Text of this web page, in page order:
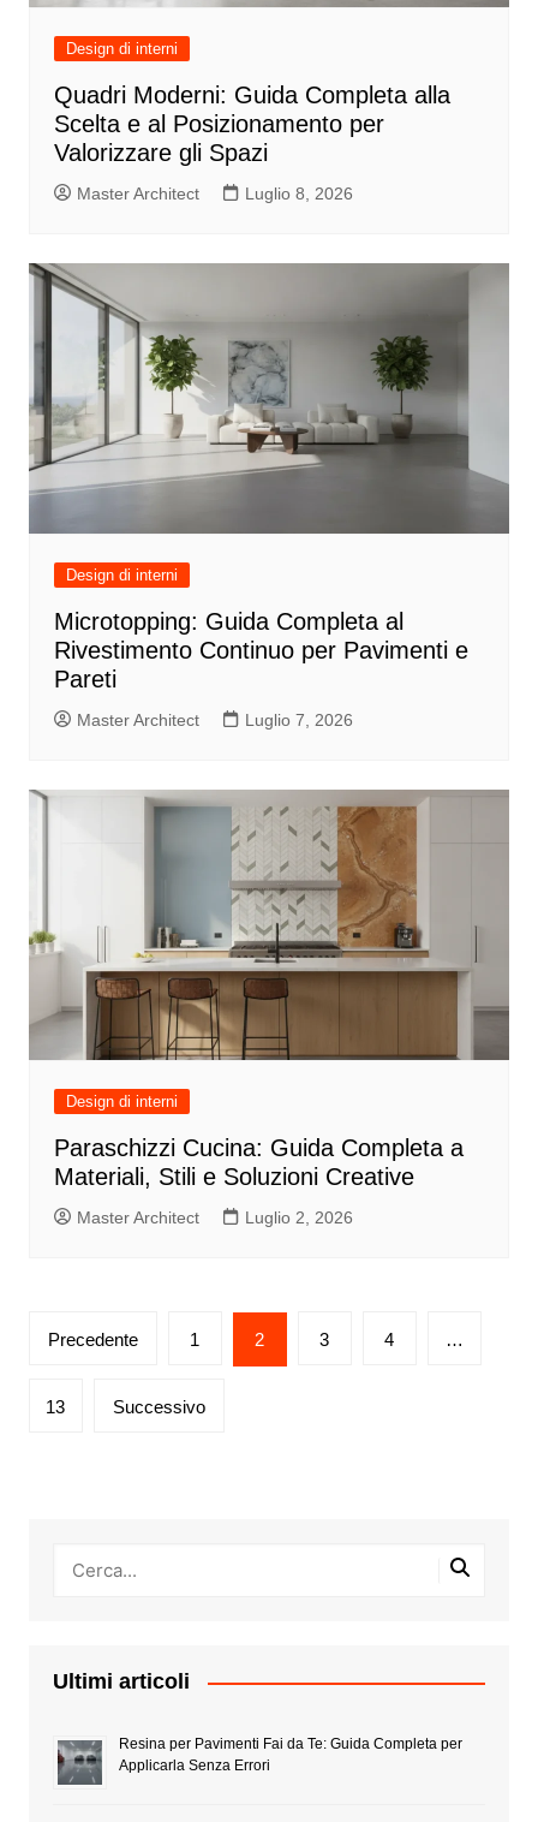
Design di interni
Quadri Moderni: Guida Completa alla
Scelta e al Posizionamento per
Valorizzare gli Spazi
Master Architect Luglio 8, 2026
Design di interni
Microtopping: Guida Completa al
Rivestimento Continuo per Pavimenti e
Pareti
Master Architect Luglio 7, 2026
Design di interni
Paraschizzi Cucina: Guida Completa a
Materiali, Stili e Soluzioni Creative
Master Architect Luglio 2, 2026
Paginazione
articoli
Precedente 1 2 3 4 …
13 Successivo
Ultimi articoli
Resina per Pavimenti Fai da Te: Guida Completa per
Applicarla Senza Errori